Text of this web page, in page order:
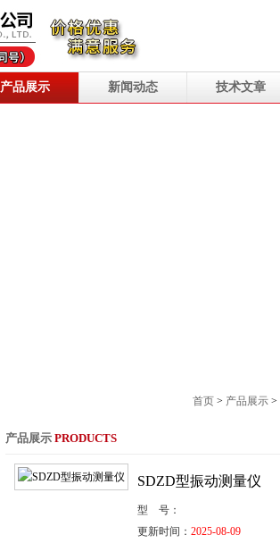
产品展示 新闻动态 技术文章
首页 > 产品展示 >
产品展示 PRODUCTS
SDZD型振动测量仪
型 号：
更新时间： 2025-08-09